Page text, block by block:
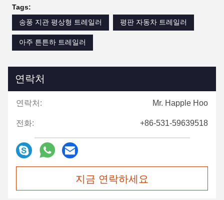
Tags:
송풍 지관 평상형 트레일러
평판 자동차 트레일러
아주 튼튼하 트레일러
연락처
연락처: Mr. Happle Hoo
전화: +86-531-59639518
지금 연락하세요